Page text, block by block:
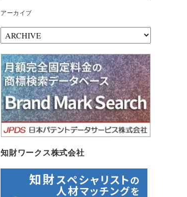
アーカイブ
ー
カ
イ
ブ
知財ワークス株式会社